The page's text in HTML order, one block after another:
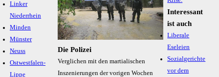
Linker
Niederrhein
Minden
Münster
Neuss
Ostwestfalen-
Lippe
Die Polizei
Verglichen mit den martialischen
Inszenierungen der vorigen Wochen
Interessant
ist auch
Liberale
Eseleien
Sozialgerichte
vor dem